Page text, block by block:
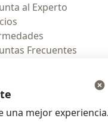
al Experto
Frecuentes
una mejor experiencia.